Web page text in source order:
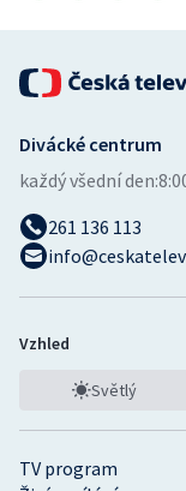
TV program
Divácké centrum
každý všední den:
261 136 113
Vzhled
Světlý